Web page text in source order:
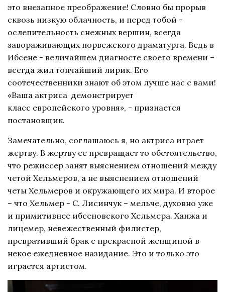
это внезапное преображение! Словно бы прорыв
сквозь низкую облачность, и перед тобой -
ослепительность снежных вершин, всегда
завораживающих норвежского драматурга. Ведь в
Ибсене - величайшем диагносте своего времени –
всегда жил тончайший лирик. Его
соотечественники знают об этом лучше нас с вами!
«Ваша актриса демонстрирует
класс европейского уровня», - признается
постановщик.
Замечательно, соглашаюсь я, но актриса играет
жертву. В жертву ее превращает то обстоятельство,
что режиссер занят выяснением отношений между
четой Хельмеров, а не выяснением отношений
четы Хельмеров и окружающего их мира. И второе
– что Хельмер - С. Лисинчук – мельче, духовно уже
и примитивнее ибсеновского Хельмера. Ханжа и
лицемер, невежественный филистер,
превративший брак с прекрасной женщиной в
некое ежедневное назидание. Это и только это
играется артистом.